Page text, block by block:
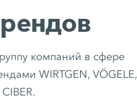
компаний в сфере
WIRTGEN, VÖGELE,